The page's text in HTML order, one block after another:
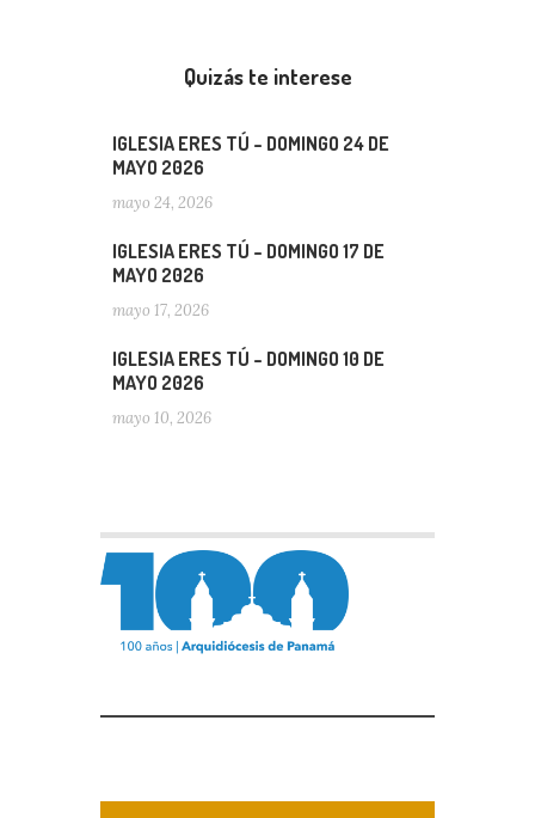
Quizás te interese
IGLESIA ERES TÚ – DOMINGO 24 DE
MAYO 2026
mayo 24, 2026
IGLESIA ERES TÚ – DOMINGO 17 DE
MAYO 2026
mayo 17, 2026
IGLESIA ERES TÚ – DOMINGO 10 DE
MAYO 2026
mayo 10, 2026